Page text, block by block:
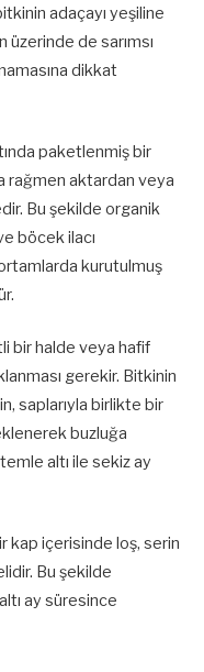
adaçayı yeşiline
de sarımsı
dikkat
paketlenmiş bir
rağmen aktardan veya
Bu şekilde organik
böcek ilacı
kurutulmuş
bir halde veya hafif
gerekir. Bitkinin
saplarıyla birlikte bir
buzluğa
altı ile sekiz ay
kap içerisinde loş, serin
Bu şekilde
ay süresince